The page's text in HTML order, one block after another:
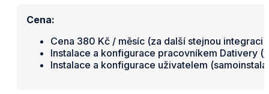
Cena:
Cena 380 Kč / měsíc (za další stejnou integraci
Instalace a konfigurace pracovníkem Dativery (
Instalace a konfigurace uživatelem